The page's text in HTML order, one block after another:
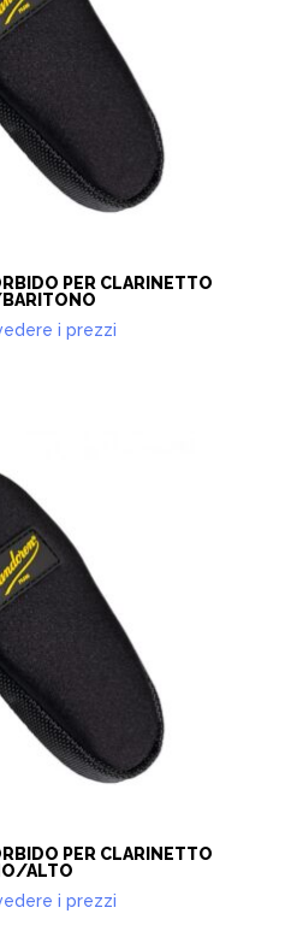
PER CLARINETTO
i prezzi
PER CLARINETTO
ALTO
i prezzi